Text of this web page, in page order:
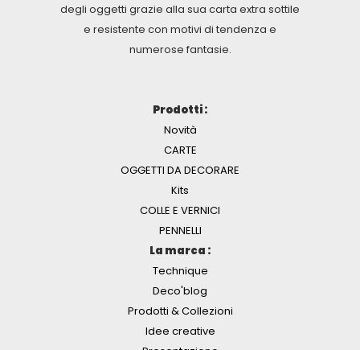
degli oggetti grazie alla sua carta extra sottile
e resistente con motivi di tendenza e
numerose fantasie.
Prodotti :
Novità
CARTE
OGGETTI DA DECORARE
Kits
COLLE E VERNICI
PENNELLI
La marca :
Technique
Deco'blog
Prodotti & Collezioni
Idee creative